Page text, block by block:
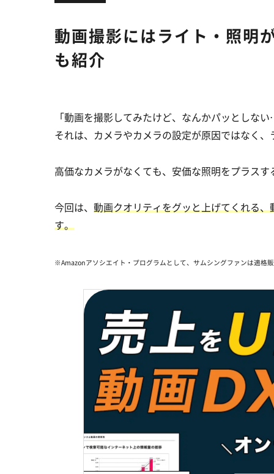
動画撮影にはライト・照明
も紹介
「動画を撮影してみたけど、なんかパッとしな
それは、カメラやカメラの設定が原因ではなく
高価なカメラがなくても、安価な照明をプラス
今回は、 動画クオリティをグッと上げてくれる
す。
※Amazonアソシエイト・プログラムとして、サムシングファンは適格